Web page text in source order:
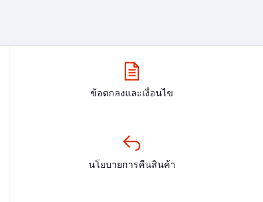
ข้อตกลงและเงื่อนไข
นโยบายการคืนสินค้า